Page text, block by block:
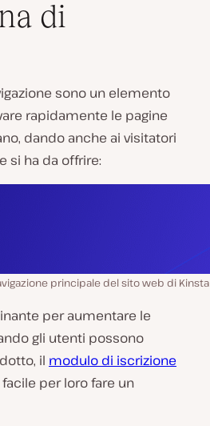
di
sono un elemento
rapidamente le pagine
dando anche ai visitatori
si ha da offrire:
principale del sito web di Kinsta
per aumentare le
gli utenti possono
il modulo di iscrizione
per loro fare un